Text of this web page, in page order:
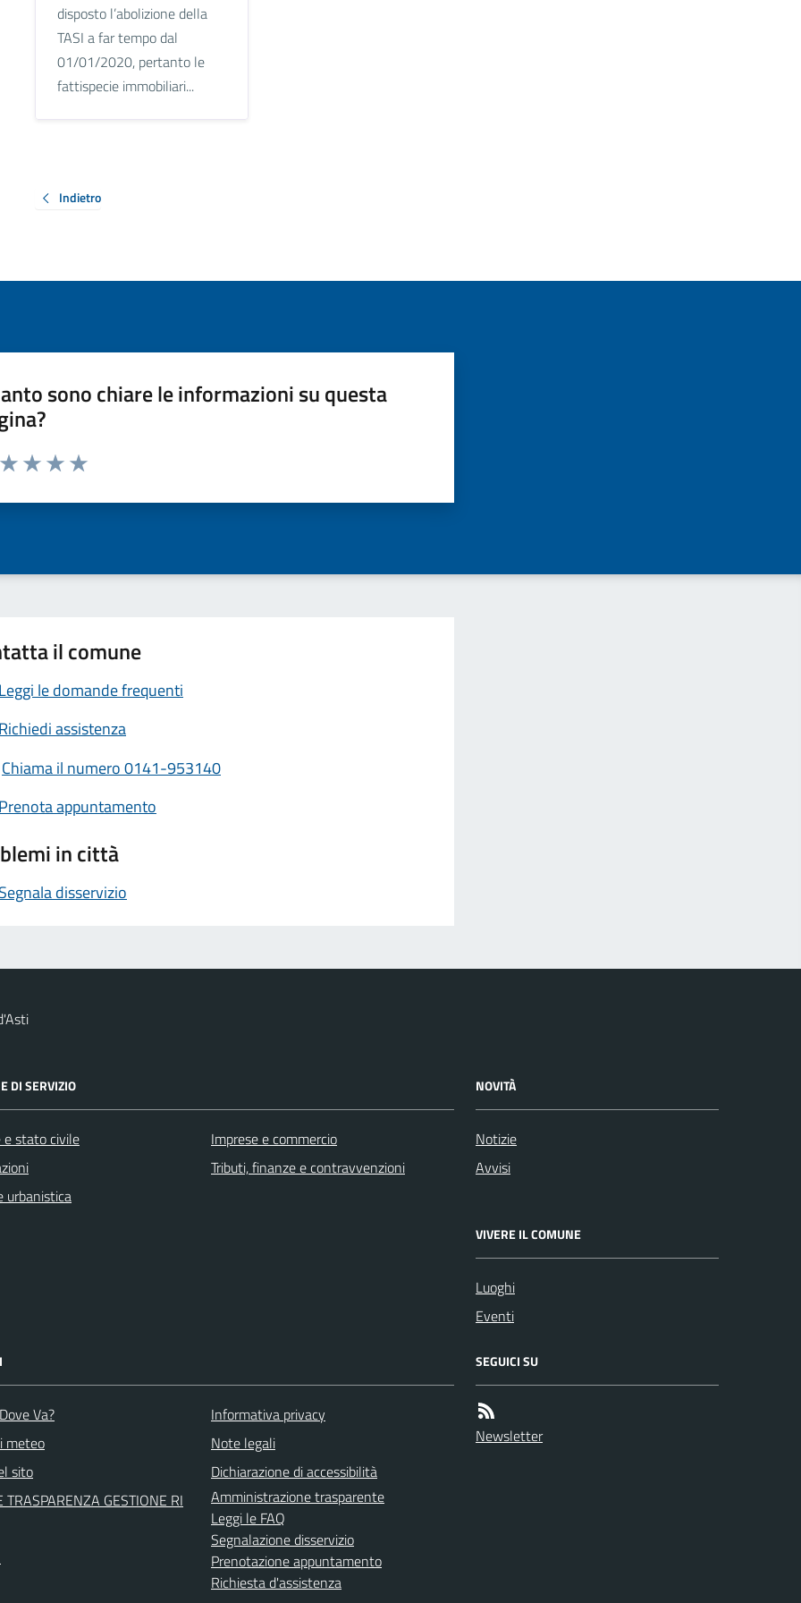
disposto l’abolizione della
TASI a far tempo dal
01/01/2020, pertanto le
fattispecie immobiliari...
Indietro
sono chiare le informazioni su questa
da 1 a 5 stelle la pagina
il comune
le domande frequenti
assistenza
Chiama il numero 0141-953140
appuntamento
in città
disservizio
DI SERVIZIO
e stato civile
urbanistica
Imprese e commercio
Tributi, finanze e contravvenzioni
NOVITÀ
Notizie
Avvisi
VIVERE IL COMUNE
Luoghi
Eventi
Va?
meteo
sito
TRASPARENZA GESTIONE RI
Informativa privacy
Note legali
Dichiarazione di accessibilità
Amministrazione trasparente
Leggi le FAQ
Segnalazione disservizio
Prenotazione appuntamento
Richiesta d'assistenza
SEGUICI SU
Newsletter